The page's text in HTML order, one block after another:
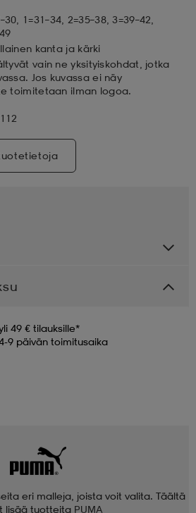
1=31–34, 2=35–38, 3=39–42,
kanta ja kärki
vain ne yksityiskohdat, jotka
Jos kuvassa ei näy
toimitetaan ilman logoa.
49 € tilauksille*
9 päivän toimitusaika
eri malleja, joista voit valita. Täältä
lisää tuotteita PUMA